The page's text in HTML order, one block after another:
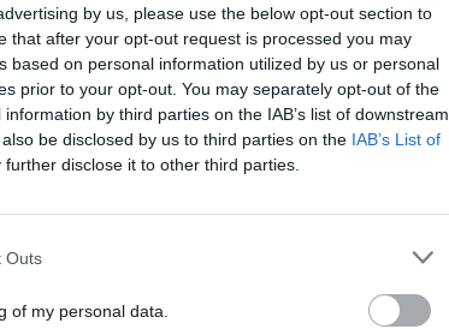
by us, please use the below opt-out section to
that after your opt-out request is processed you may
based on personal information utilized by us or personal
prior to your opt-out. You may separately opt-out of the
by third parties on the IAB’s list of downstream
be disclosed by us to third parties on the IAB’s List of
further disclose it to other third parties.
Outs
of my personal data.